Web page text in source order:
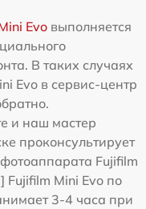
Evo выполняется
В таких случаях
Evo в сервис-центр
и наш мастер
проконсультирует
Fujifilm
Fujifilm Mini Evo по
3-4 часа при